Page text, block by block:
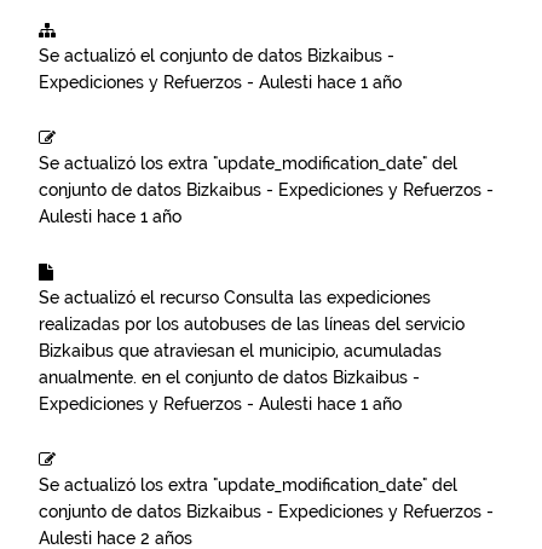
Se actualizó el conjunto de datos Bizkaibus -
Expediciones y Refuerzos - Aulesti hace 1 año
Se actualizó los extra "update_modification_date" del
conjunto de datos Bizkaibus - Expediciones y Refuerzos -
Aulesti hace 1 año
Se actualizó el recurso Consulta las expediciones
realizadas por los autobuses de las líneas del servicio
Bizkaibus que atraviesan el municipio, acumuladas
anualmente. en el conjunto de datos Bizkaibus -
Expediciones y Refuerzos - Aulesti hace 1 año
Se actualizó los extra "update_modification_date" del
conjunto de datos Bizkaibus - Expediciones y Refuerzos -
Aulesti hace 2 años